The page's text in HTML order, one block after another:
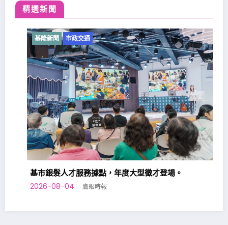
精選新聞
基隆新聞 市政交通
基市銀髮人才服務據點，年度大型徵才登場。
2026-08-04 鷹眼時報